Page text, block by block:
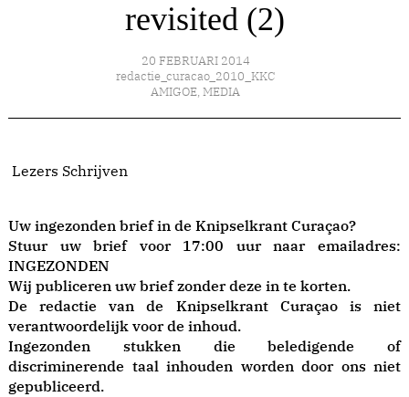
revisited (2)
20 FEBRUARI 2014
redactie_curacao_2010_KKC
AMIGOE, MEDIA
Lezers Schrijven
Uw ingezonden brief in de Knipselkrant Curaçao?
Stuur uw brief voor 17:00 uur naar emailadres:
INGEZONDEN
Wij publiceren uw brief zonder deze in te korten.
De redactie van de Knipselkrant Curaçao is niet
verantwoordelijk voor de inhoud.
Ingezonden stukken die beledigende of
discriminerende taal inhouden worden door ons niet
gepubliceerd.